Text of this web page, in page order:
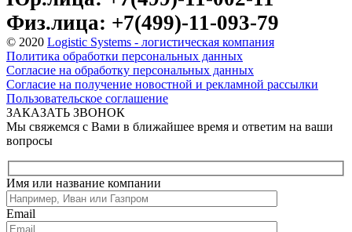
Физ.лица: +7(499)-11-093-79
© 2020 Logistic Systems - логистическая компания
Политика обработки персональных данных
Согласие на обработку персональных данных
Согласие на получение новостной и рекламной рассылки
Пользовательское соглашение
ЗАКАЗАТЬ ЗВОНОК
Мы свяжемся с Вами в ближайшее время и ответим на ваши
вопросы
Имя или название компании
Email